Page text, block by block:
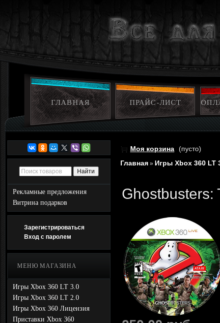
ГЛАВНАЯ ПРАЙС-ЛИСТ
Рекламные предложения
Витрина подарков
Зарегистрироваться
Вход с паролем
МЕНЮ МАГАЗИНА
Игры Xbox 360 LT 3.0
Игры Xbox 360 LT 2.0
Игры Xbox 360 Лицензия
Приставки Xbox 360
Моя корзина (пусто)
Главная » Игры Xbox 360 LT
Ghostbusters: